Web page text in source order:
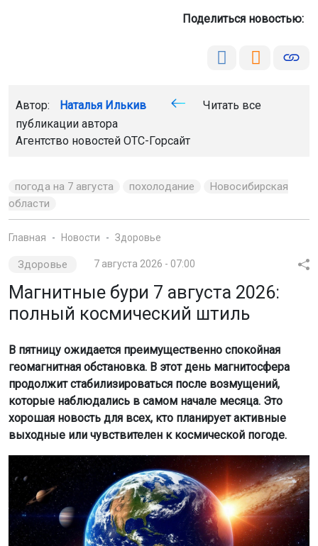
Поделиться новостью:
Автор: Наталья Илькив
Читать все
публикации автора
Агентство новостей ОТС-Горсайт
погода на 7 августа похолодание
Новосибирская
области
Главная Новости Здоровье
Здоровье 7 августа 2026 - 07:00
Магнитные бури 7 августа 2026:
полный космический штиль
В пятницу ожидается преимущественно спокойная
геомагнитная обстановка. В этот день магнитосфера
продолжит стабилизироваться после возмущений,
которые наблюдались в самом начале месяца. Это
хорошая новость для всех, кто планирует активные
выходные или чувствителен к космической погоде.